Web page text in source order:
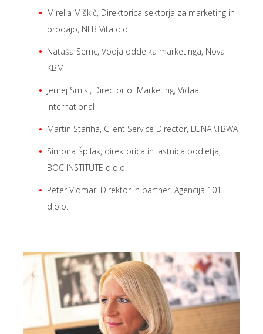
Mirella Miškič, Direktorica sektorja za marketing in
prodajo, NLB Vita d.d.
Nataša Sernc, Vodja oddelka marketinga, Nova
KBM
Jernej Smisl, Director of Marketing, Vidaa
International
Martin Stariha, Client Service Director, LUNA \TBWA
Simona Špilak, direktorica in lastnica podjetja,
BOC INSTITUTE d.o.o.
Peter Vidmar, Direktor in partner, Agencija 101
d.o.o.